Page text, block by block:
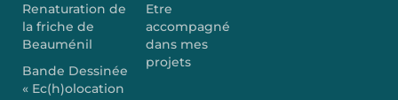
Renaturation de
la friche de
Beauménil
Bande Dessinée
« Ec(h)olocation
Etre
accompagné
dans mes
projets